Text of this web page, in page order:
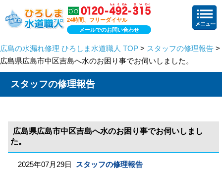
24時間、フリーダイヤル
メールでのお問い合わせ
広島の水漏れ修理 ひろしま水道職人 TOP > スタッフの修理報告 >
広島県広島市中区吉島へ水のお困り事でお伺いしました。
スタッフの修理報告
広島県広島市中区吉島へ水のお困り事でお伺いしまし
た。
2025年07月29日 スタッフの修理報告